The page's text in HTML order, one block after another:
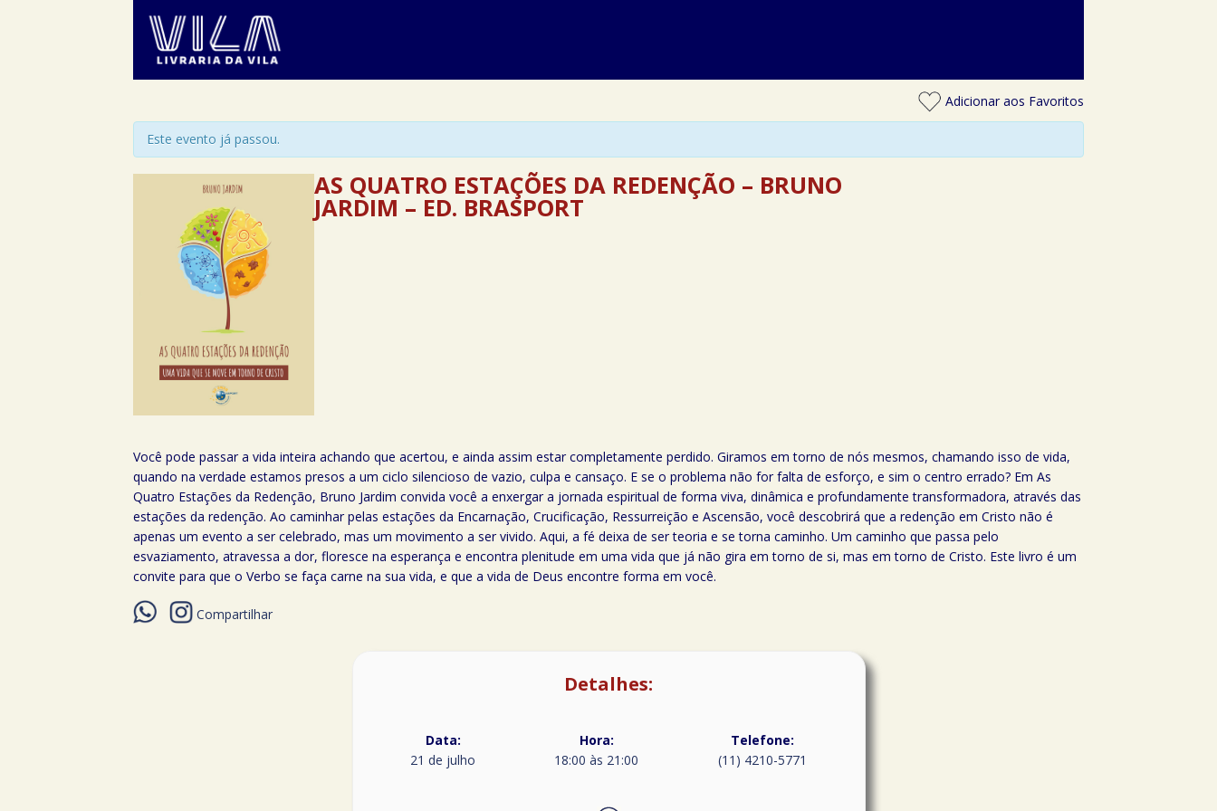
Adicionar aos Favoritos
Este evento já passou.
AS QUATRO ESTAÇÕES DA REDENÇÃO – BRUNO
JARDIM – ED. BRASPORT
Você pode passar a vida inteira achando que acertou, e ainda assim estar completamente perdido. Giramos em torno de nós mesmos, chamando isso de vida,
quando na verdade estamos presos a um ciclo silencioso de vazio, culpa e cansaço. E se o problema não for falta de esforço, e sim o centro errado? Em As
Quatro Estações da Redenção, Bruno Jardim convida você a enxergar a jornada espiritual de forma viva, dinâmica e profundamente transformadora, através das
estações da redenção. Ao caminhar pelas estações da Encarnação, Crucificação, Ressurreição e Ascensão, você descobrirá que a redenção em Cristo não é
apenas um evento a ser celebrado, mas um movimento a ser vivido. Aqui, a fé deixa de ser teoria e se torna caminho. Um caminho que passa pelo
esvaziamento, atravessa a dor, floresce na esperança e encontra plenitude em uma vida que já não gira em torno de si, mas em torno de Cristo. Este livro é um
convite para que o Verbo se faça carne na sua vida, e que a vida de Deus encontre forma em você.
Compartilhar
Detalhes:
Data:
21 de julho
Hora:
18:00 às 21:00
Telefone:
(11) 4210-5771